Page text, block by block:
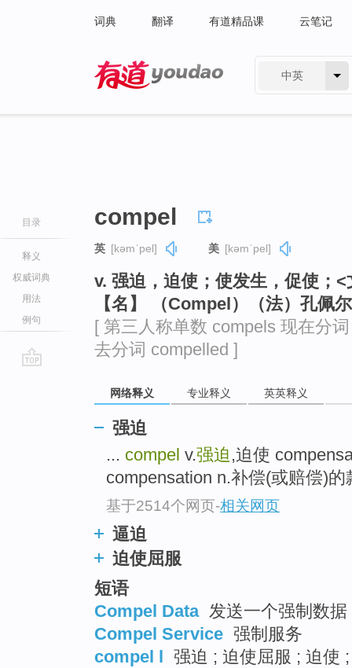
词典 翻译 有道精品课 云笔记
中英
目录
释义
权威词典
用法
例句
compel
英 [kəmˈpel] 美 [kəmˈpel]
v. 强迫，迫使；使发生，促使；<
【名】 （Compel）（法）孔佩
[ 第三人称单数 compels 现在分
去分词 compelled ]
网络释义 专业释义 英英释义
强迫
... compel v.强迫 ,迫使
compensation n.补偿(或赔偿)
基于2514个网页-相关网页
逼迫
迫使屈服
短语
Compel Data 发送一个强制数
Compel Service 强制服务
compel l
强迫 ; 迫使屈服 ; 迫使